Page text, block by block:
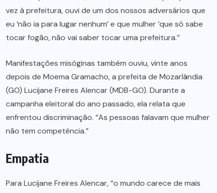
vez à prefeitura, ouvi de um dos nossos adversários que
eu ‘não ia para lugar nenhum’ e que mulher ‘que só sabe
tocar fogão, não vai saber tocar uma prefeitura.’’
Manifestações misóginas também ouviu, vinte anos
depois de Moema Gramacho, a prefeita de Mozarlândia
(GO) Lucijane Freires Alencar (MDB-GO). Durante a
campanha eleitoral do ano passado, ela relata que
enfrentou discriminação. “As pessoas falavam que mulher
não tem competência.”
Empatia
Para Lucijane Freires Alencar, “o mundo carece de mais